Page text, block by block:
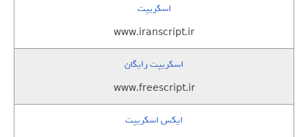
اسکریپت
www.iranscript.ir
اسکریپت رایگان
www.freescript.ir
ایکس اسکریپت